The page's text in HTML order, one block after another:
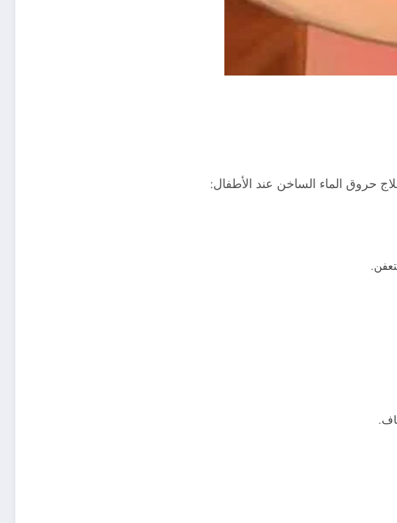
حروق الماء الساخن عند الأطفال: